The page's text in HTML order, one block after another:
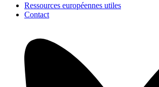
Ressources européennes utiles
Contact